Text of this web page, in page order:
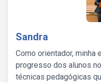
Sandra
Como orientador, minha
progresso dos alunos
técnicas pedagógicas